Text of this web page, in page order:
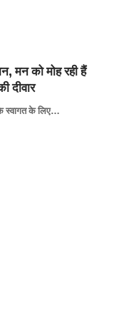
मन को मोह रही हैं
दीवार
स्वागत के लिए…